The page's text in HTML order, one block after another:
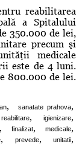
reabilitarea
a Spitalului
350.000 de lei,
precum şi
medicale
este de 4 luni.
800.000 de lei.
, sanatate prahova,
, igienizare,
finalizat, medicale,
, prevede, unitatii,